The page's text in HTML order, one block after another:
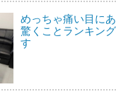
めっちゃ痛い目に
驚くことランキン
す